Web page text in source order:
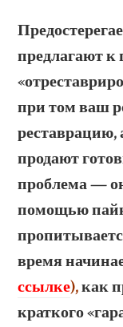
предлагают к
при том ваш
реставрацию,
продают
проблема —
помощью
время
ссылке),как
краткого